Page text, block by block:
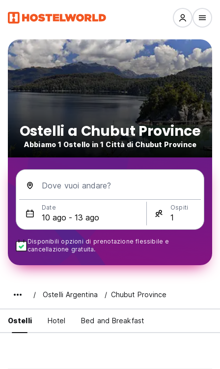
Ostelli a Chubut Province
Abbiamo 1 Ostello in 1 Città di Chubut Province
Dove vuoi andare?
Date Ospiti
Disponibili opzioni di prenotazione flessibile e
cancellazione gratuita.
Ostelli Argentina Chubut Province
Ostelli Hotel Bed and Breakfast